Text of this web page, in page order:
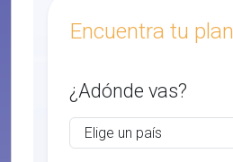
Encuentra tu plan
¿Adónde vas?